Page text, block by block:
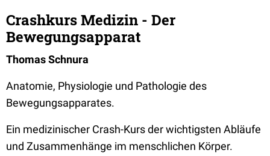
Crashkurs Medizin - Der
Bewegungsapparat
Thomas Schnura
Anatomie, Physiologie und Pathologie des
Bewegungsapparates.
Ein medizinischer Crash-Kurs der wichtigsten Abläufe
und Zusammenhänge im menschlichen Körper.